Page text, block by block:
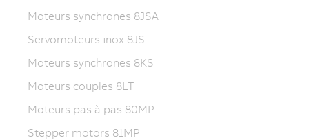
Moteurs synchrones 8JSA
Servomoteurs inox 8JS
Moteurs synchrones 8KS
Moteurs couples 8LT
Moteurs pas à pas 80MP
Stepper motors 81MP